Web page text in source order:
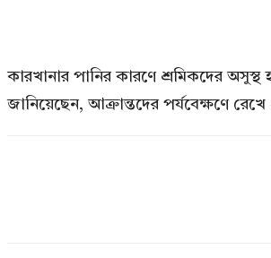
কারখানার পানির কারণে শ্রমিকদের
জানিয়েছেন, আক্রান্তদের পর্যবেক্ষণে